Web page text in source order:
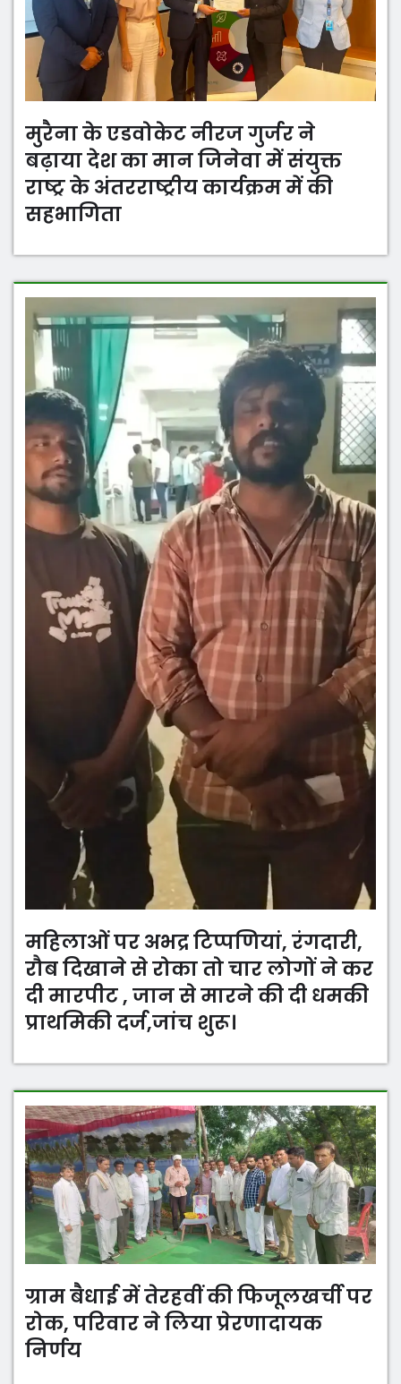
मुरैना के एडवोकेट नीरज गुर्जर ने
बढ़ाया देश का मान जिनेवा में संयुक्त
राष्ट्र के अंतरराष्ट्रीय कार्यक्रम में की
सहभागिता
महिलाओं पर अभद्र टिप्पणियां, रंगदारी,
रौब दिखाने से रोका तो चार लोगों ने कर
दी मारपीट , जान से मारने की दी धमकी
प्राथमिकी दर्ज,जांच शुरू।
ग्राम बैधाई में तेरहवीं की फिजूलखर्ची पर
रोक, परिवार ने लिया प्रेरणादायक
निर्णय